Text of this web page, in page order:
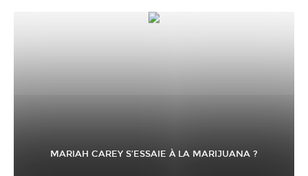
MARIAH CAREY S’ESSAIE À LA MARIJUANA ?